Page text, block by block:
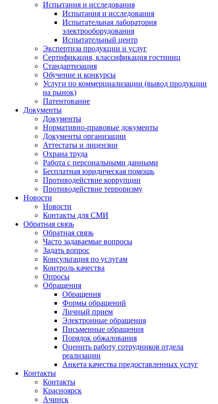
Испытания и исследования
Испытания и исследования
Испытательная лаборатория
электрооборудования
Испытательный центр
Экспертиза продукции и услуг
Сертификация, классификация гостиниц
Стандартизация
Обучение и конкурсы
Услуги по коммерциализации (вывод продукции
на рынок)
Патентование
Документы
Документы
Нормативно-правовые документы
Документы организации
Аттестаты и лицензии
Охрана труда
Работа с персональными данными
Бесплатная юридическая помощь
Противодействие коррупции
Противодействие терроризму
Новости
Новости
Контакты для СМИ
Обратная связь
Обратная связь
Часто задаваемые вопросы
Задать вопрос
Консультация по услугам
Контроль качества
Опросы
Обращения
Обращения
Формы обращений
Личный прием
Электронные обращения
Письменные обращения
Порядок обжалования
Оценить работу сотрудников отдела
реализации
Анкета качества предоставленных услуг
Контакты
Контакты
Красноярск
Ачинск